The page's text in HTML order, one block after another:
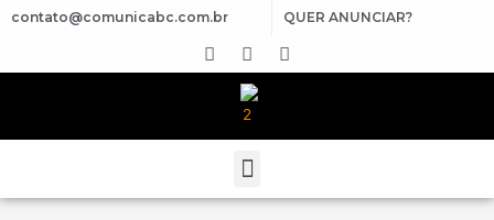
contato@comunicabc.com.br QUER ANUNCIAR?